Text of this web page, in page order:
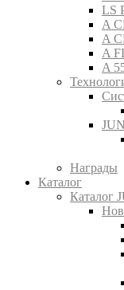
LS
A
A
A
A
Награды
Каталог
Каталог